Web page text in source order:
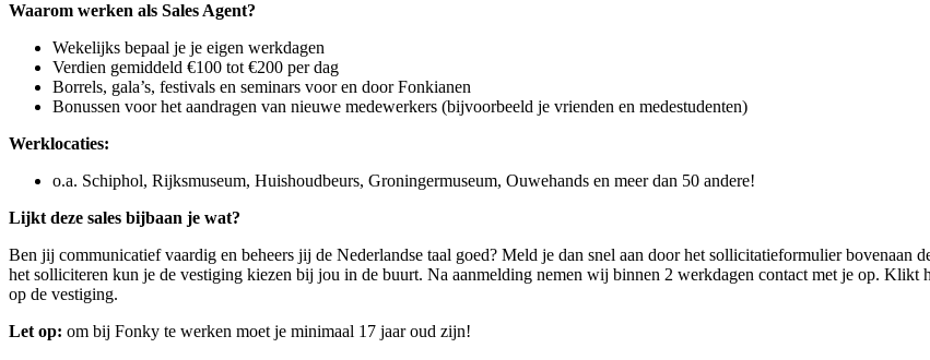
Waarom werken als Sales Agent?
Wekelijks bepaal je je eigen werkdagen
Verdien gemiddeld €100 tot €200 per dag
Borrels, gala’s, festivals en seminars voor en door Fonkianen
Bonussen voor het aandragen van nieuwe medewerkers (bijvoorbeeld je vrienden en medestudenten)
Werklocaties:
o.a. Schiphol, Rijksmuseum, Huishoudbeurs, Groningermuseum, Ouwehands en meer dan 50 andere!
Lijkt deze sales bijbaan je wat?
Ben jij communicatief vaardig en beheers jij de Nederlandse taal goed? Meld je dan snel aan door het sollicitatieformulier
het solliciteren kun je de vestiging kiezen bij jou in de buurt. Na aanmelding nemen wij binnen 2 werkdagen contact met je op. Klikt
op de vestiging.
Let op: om bij Fonky te werken moet je minimaal 17 jaar oud zijn!